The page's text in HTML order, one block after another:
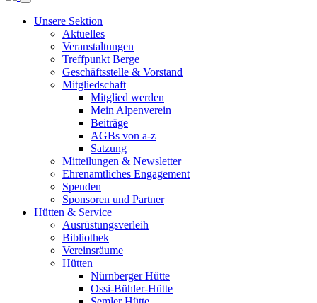
Unsere Sektion
Aktuelles
Veranstaltungen
Treffpunkt Berge
Geschäftsstelle & Vorstand
Mitgliedschaft
Mitglied werden
Mein Alpenverein
Beiträge
AGBs von a-z
Satzung
Mitteilungen & Newsletter
Ehrenamtliches Engagement
Spenden
Sponsoren und Partner
Hütten & Service
Ausrüstungsverleih
Bibliothek
Vereinsräume
Hütten
Nürnberger Hütte
Ossi-Bühler-Hütte